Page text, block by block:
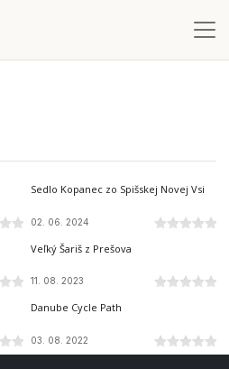
SLOVENSKÝ RAJ
Sedlo Kopanec zo Spišskej Novej Vsi
02. 06. 2024
ŠARIŠ
Veľký Šariš z Prešova
11. 08. 2023
REGIÓN DUNAJA
Danube Cycle Path
03. 08. 2022
VYSOKÉ TATRY